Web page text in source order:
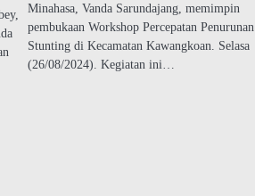
Minahasa, Vanda Sarundajang, memimpin
pembukaan Workshop Percepatan Penurunan
Stunting di Kecamatan Kawangkoan. Selasa
(26/08/2024). Kegiatan ini…